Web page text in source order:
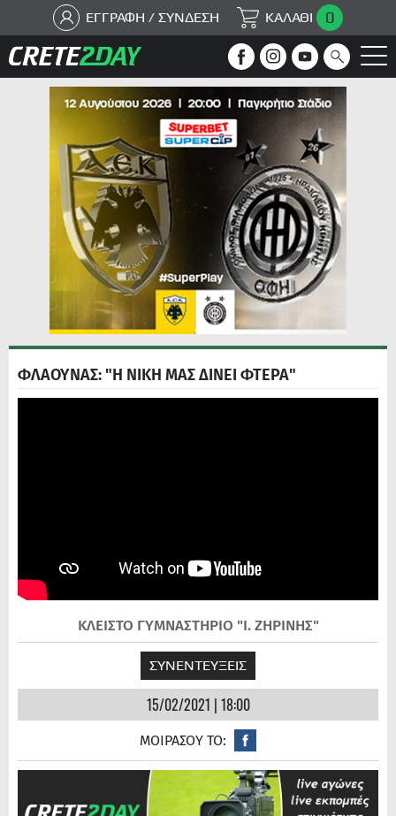
ΕΓΓΡΑΦΗ / ΣΥΝΔΕΣΗ ΚΑΛΑΘΙ 0
ΦΛΑΟΥΝΑΣ: "Η ΝΙΚΗ ΜΑΣ ΔΙΝΕΙ ΦΤΕΡΑ"
ΚΛΕΙΣΤΟ ΓΥΜΝΑΣΤΗΡΙΟ "Ι. ΖΗΡΙΝΗΣ"
ΣΥΝΕΝΤΕΥΞΕΙΣ
15/02/2021 | 18:00
ΜΟΙΡΑΣΟΥ ΤΟ: